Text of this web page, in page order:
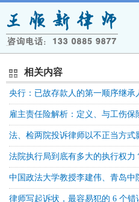
相关内容